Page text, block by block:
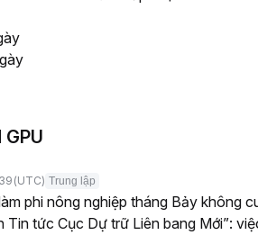
(UTC) Trung lập
phi nông nghiệp tháng Bảy không
Tin tức Cục Dự trữ Liên bang Mới”: